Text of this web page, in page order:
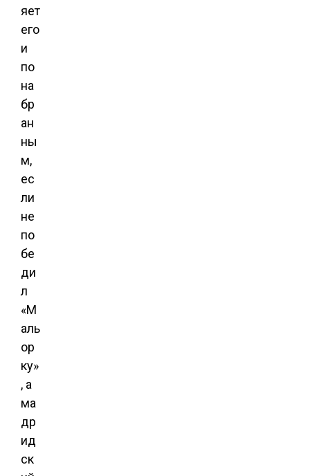
яет
его
и
по
на
бр
ан
ны
м,
ес
ли
не
по
бе
ди
л
«М
аль
ор
ку»
, а
ма
др
ид
ск